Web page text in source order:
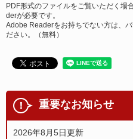
PDF形式のファイルをご覧いただく場
derが必要です。
Adobe Readerをお持ちでない方は、
ださい。（無料）
重要なお知らせ
2026年8月5日更新